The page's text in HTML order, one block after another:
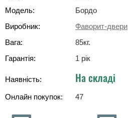
Модель:
Бордо
Виробник:
Фаворит-двери
Вага:
85кг.
Гарантія:
1 рік
Наявність: На складі
Онлайн покупок: 47